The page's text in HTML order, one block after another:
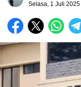
Selasa, 1 Juli 2025